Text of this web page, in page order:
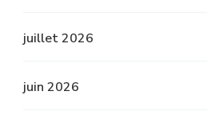
juillet 2026
juin 2026